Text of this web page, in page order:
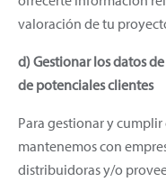
valoración de tu
d) Gestionar los datos
de potenciales clientes
Para gestionar y
mantenemos con
distribuidoras y/o